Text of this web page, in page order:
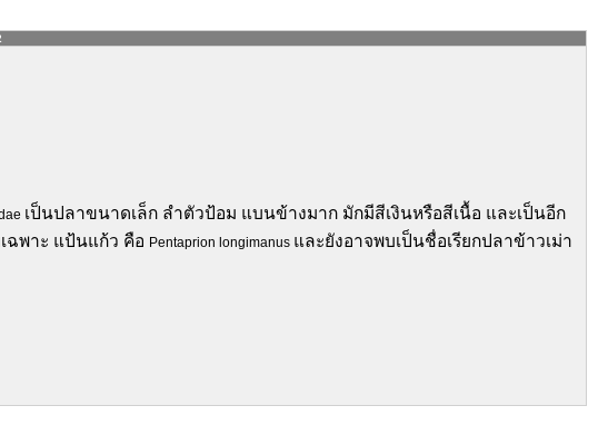
เป็นปลาขนาดเล็ก ลำตัวป้อม แบนข้างมาก มักมีสีเงินหรือสีเนื้อ และเป็นอีก
ฉพาะ แป้นแก้ว คือ Pentaprion longimanus และยังอาจพบเป็นชื่อเรียกปลาข้าวเม่า